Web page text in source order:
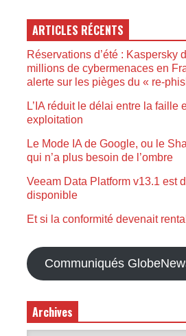
ARTICLES RÉCENTS
Réservations d’été : Kaspersky
millions de cybermenaces en
alerte sur les pièges du « re-
L’IA réduit le délai entre la faille
exploitation
Le Mode IA de Google, ou le
qui n’a plus besoin de l’ombre
Veeam Data Platform v13.1 est
disponible
Et si la conformité devenait
Communiqués
Archives